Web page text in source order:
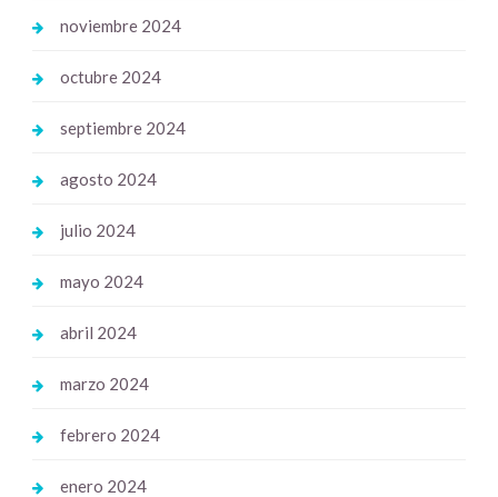
noviembre 2024
octubre 2024
septiembre 2024
agosto 2024
julio 2024
mayo 2024
abril 2024
marzo 2024
febrero 2024
enero 2024